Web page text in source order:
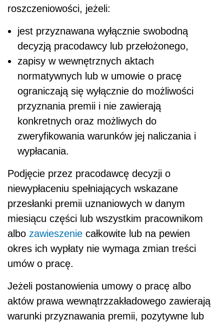
roszczeniowości, jeżeli:
jest przyznawana wyłącznie swobodną
decyzją pracodawcy lub przełożonego,
zapisy w wewnętrznych aktach
normatywnych lub w umowie o pracę
ograniczają się wyłącznie do możliwości
przyznania premii i nie zawierają
konkretnych oraz możliwych do
zweryfikowania warunków jej naliczania i
wypłacania.
Podjęcie przez pracodawcę decyzji o
niewypłaceniu spełniających wskazane
przesłanki premii uznaniowych w danym
miesiącu części lub wszystkim pracownikom
albo zawieszenie całkowite lub na pewien
okres ich wypłaty nie wymaga zmian treści
umów o pracę.
Jeżeli postanowienia umowy o pracę albo
aktów prawa wewnątrzzakładowego zawierają
warunki przyznawania premii, pozytywne lub